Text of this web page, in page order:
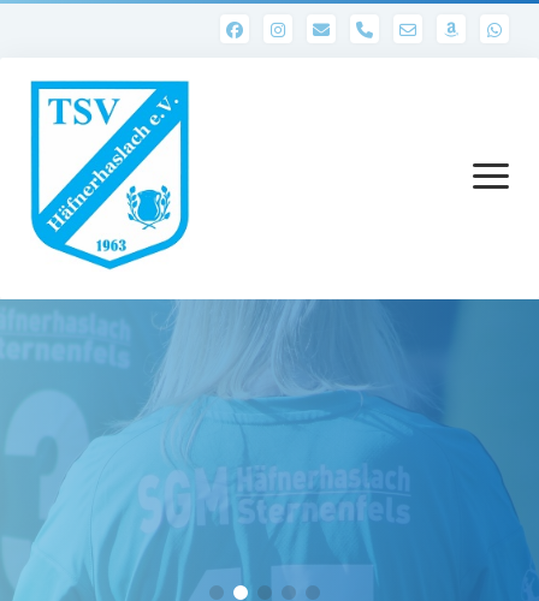
phone
Menü
öffnen
1. Mannschaft
Ergebnisse 1. Mannschaft
Tabelle 1.Mannschaft
Spielerstatistik 1. Mannschaft